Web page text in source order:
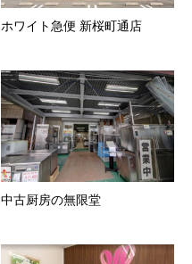
ホワイト急便 新桜町通店
中古厨房の無限堂